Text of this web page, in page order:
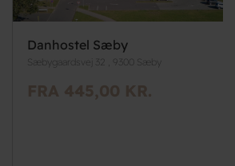
Danhostel Sæby
Sæbygaardsvej 32 , 9300 Sæby
FRA 445,00 KR.